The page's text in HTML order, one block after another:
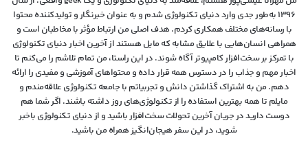
۱۳۹۶ به‌طور جدی وارد دنیای تکنولوژی شدم و به عنوان خبرنگار و تولیدکننده محتوا
با رسانه‌های مختلف همکاری کردم. هدف اصلی من ارتباط مؤثر با مخاطبان است و
همراهی انسان‌هایی با علایق مشابه که مایل هستند از آخرین اخبار دنیای تکنولوژی
با تمرکز بر سخت‌افزار کامپیوتر آگاه شوند. در این راستا، من تمام تلاشم را می‌کنم تا
اخبار مهم و جذاب را در دسترس همه قرار داده و محتواهای آموزشی و مفیدی را ارائه
دهم. من به اشتراک گذاشتن دانش و تجربیاتم با جامعه تکنولوژی علاقه‌مندم و
مایلم تا همه بهترین استفاده را از تکنولوژی‌های روز داشته باشند. اگر شما هم
دوست دارید در جریان آخرین تحولات سخت‌افزار باشید و از دنیای تکنولوژی‌ باخبر
شوید، در این سفر هیجان‌انگیز همراه من باشید.